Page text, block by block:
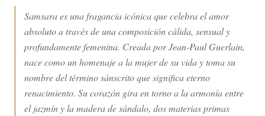
Samsara es una fragancia icónica que celebra el amor
absoluto a través de una composición cálida, sensual y
profundamente femenina. Creada por Jean-Paul Guerlain,
nace como un homenaje a la mujer de su vida y toma su
nombre del término sánscrito que significa eterno
renacimiento. Su corazón gira en torno a la armonía entre
el jazmín y la madera de sándalo, dos materias primas